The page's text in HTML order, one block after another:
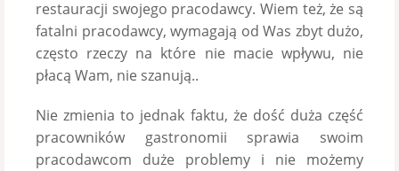
restauracji swojego pracodawcy. Wiem też, że są
fatalni pracodawcy, wymagają od Was zbyt dużo,
często rzeczy na które nie macie wpływu, nie
płacą Wam, nie szanują..
Nie zmienia to jednak faktu, że dość duża część
pracowników gastronomii sprawia swoim
pracodawcom duże problemy i nie możemy